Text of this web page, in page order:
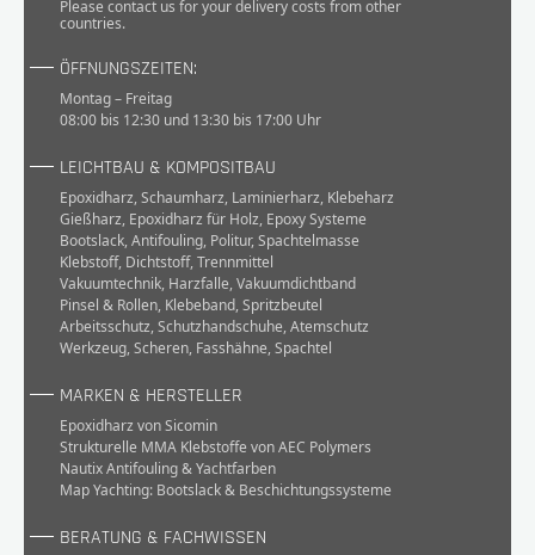
Please contact us for your delivery costs from other
countries.
ÖFFNUNGSZEITEN:
Montag – Freitag
08:00 bis 12:30 und 13:30 bis 17:00 Uhr
LEICHTBAU & KOMPOSITBAU
Epoxidharz, Schaumharz, Laminierharz, Klebeharz
Gießharz, Epoxidharz für Holz, Epoxy Systeme
Bootslack, Antifouling, Politur, Spachtelmasse
Klebstoff, Dichtstoff, Trennmittel
Vakuumtechnik, Harzfalle, Vakuumdichtband
Pinsel & Rollen, Klebeband, Spritzbeutel
Arbeitsschutz, Schutzhandschuhe, Atemschutz
Werkzeug, Scheren, Fasshähne, Spachtel
MARKEN & HERSTELLER
Epoxidharz von Sicomin
Strukturelle MMA Klebstoffe von AEC Polymers
Nautix Antifouling & Yachtfarben
Map Yachting: Bootslack & Beschichtungssysteme
BERATUNG & FACHWISSEN